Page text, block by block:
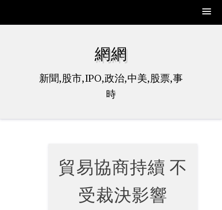
網網
新聞,股市,IPO,政治,中美,股票,事
時
貿易協商持續 不
受裁決影響